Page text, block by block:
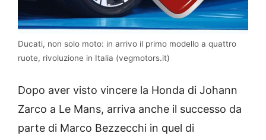
Ducati, non solo moto: in arrivo il primo modello a quattro
ruote, rivoluzione in Italia (vegmotors.it)
Dopo aver visto vincere la Honda di Johann
Zarco a Le Mans, arriva anche il successo da
parte di Marco Bezzecchi in quel di